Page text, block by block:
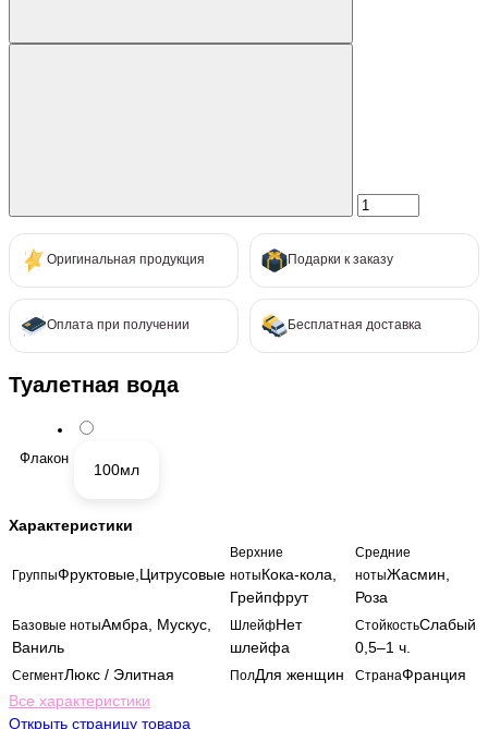
Оригинальная продукция Подарки к заказу
Оплата при получении Бесплатная доставка
Туалетная вода
Флакон
100мл
Характеристики
ГруппыФруктовые,Цитрусовые
Верхние
нотыКока-кола,
Грейпфрут
Средние
нотыЖасмин,
Роза
Базовые нотыАмбра, Мускус,
Ваниль
ШлейфНет
шлейфа
СтойкостьСлабый
0,5–1 ч.
СегментЛюкс / Элитная ПолДля женщин СтранаФранция
Все характеристики
Открыть страницу товара